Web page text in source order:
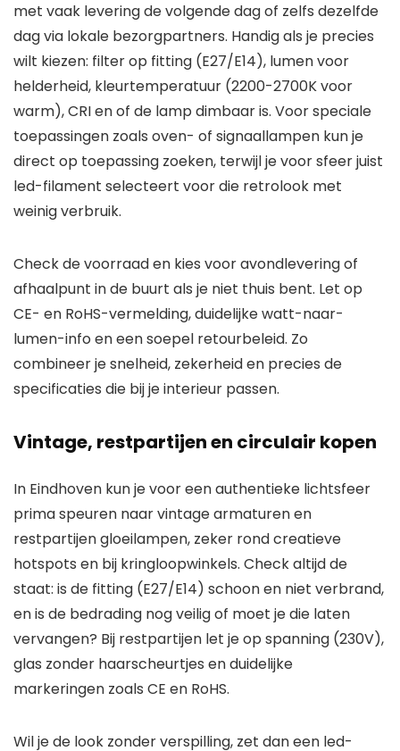
met vaak levering de volgende dag of zelfs dezelfde
dag via lokale bezorgpartners. Handig als je precies
wilt kiezen: filter op fitting (E27/E14), lumen voor
helderheid, kleurtemperatuur (2200-2700K voor
warm), CRI en of de lamp dimbaar is. Voor speciale
toepassingen zoals oven- of signaallampen kun je
direct op toepassing zoeken, terwijl je voor sfeer juist
led-filament selecteert voor die retrolook met
weinig verbruik.
Check de voorraad en kies voor avondlevering of
afhaalpunt in de buurt als je niet thuis bent. Let op
CE- en RoHS-vermelding, duidelijke watt-naar-
lumen-info en een soepel retourbeleid. Zo
combineer je snelheid, zekerheid en precies de
specificaties die bij je interieur passen.
Vintage, restpartijen en circulair kopen
In Eindhoven kun je voor een authentieke lichtsfeer
prima speuren naar vintage armaturen en
restpartijen gloeilampen, zeker rond creatieve
hotspots en bij kringloopwinkels. Check altijd de
staat: is de fitting (E27/E14) schoon en niet verbrand,
en is de bedrading nog veilig of moet je die laten
vervangen? Bij restpartijen let je op spanning (230V),
glas zonder haarscheurtjes en duidelijke
markeringen zoals CE en RoHS.
Wil je de look zonder verspilling, zet dan een led-